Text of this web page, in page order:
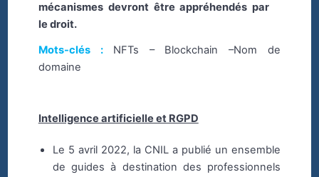
mécanismes devront être appréhendés par
le droit.
Mots-clés : NFTs – Blockchain –Nom de
domaine
Intelligence artificielle et RGPD
Le 5 avril 2022, la CNIL a publié un ensemble
de guides à destination des professionnels